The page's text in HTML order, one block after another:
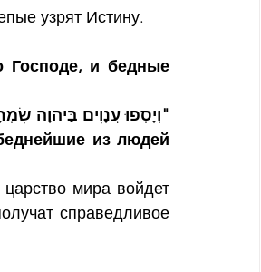
узрят Истину.
Господе, и бедные
"וְיָסְפוּ עֲנָוִים בַּיהוָה
из людей
мира войдет
справедливое